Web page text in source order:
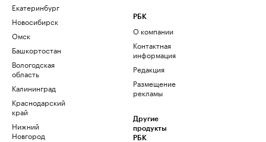
Екатеринбург
Новосибирск
Омск
Башкортостан
Вологодская
область
Калининград
Краснодарский
край
Нижний
Новгород
РБК
О компании
Контактная
информация
Редакция
Размещение
рекламы
Другие
продукты
РБК